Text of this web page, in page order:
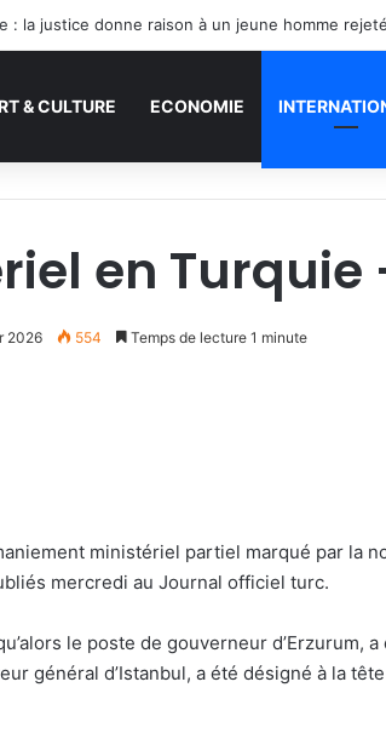
& CULTURE ECONOMIE
en Turquie
2026 554 Temps de lecture 1 minute
ministériel partiel marqué par la
mercredi au Journal officiel turc.
le poste de gouverneur d’Erzurum,
général d’Istanbul, a été désigné à la